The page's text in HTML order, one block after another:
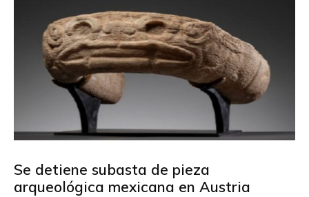
Se detiene subasta de pieza
arqueológica mexicana en Austria